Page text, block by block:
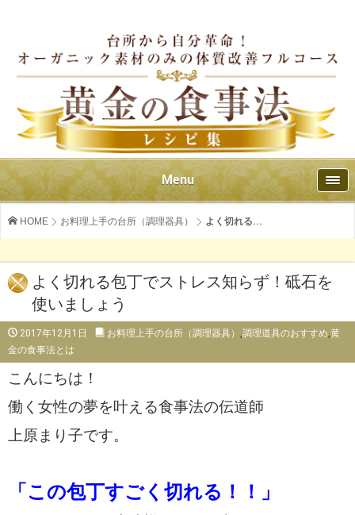
Menu
HOME お料理上手の台所（調理器具） よく切れる...
よく切れる包丁でストレス知らず！砥石を
使いましょう
2017年12月1日 お料理上手の台所（調理器具） 調理道具のおすすめ 黄
金の食事法とは
こんにちは！
働く女性の夢を叶える食事法の伝道師
上原まり子です。
「この包丁すごく切れる！！」